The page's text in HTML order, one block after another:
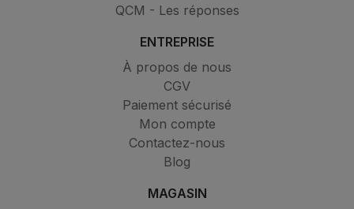
QCM - Les réponses
ENTREPRISE
À propos de nous
CGV
Paiement sécurisé
Mon compte
Contactez-nous
Blog
MAGASIN